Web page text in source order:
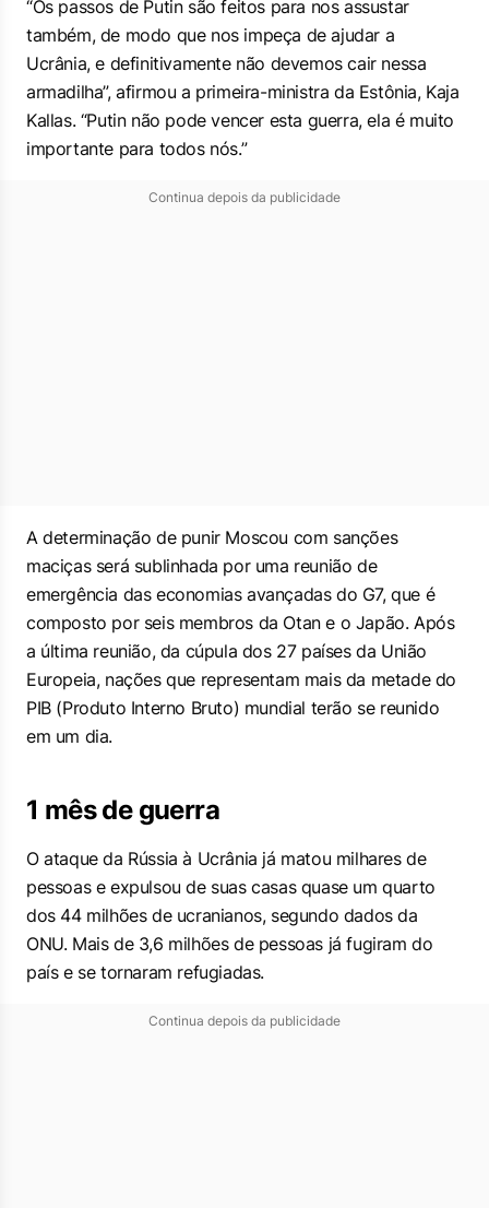
“Os passos de Putin são feitos para nos assustar
também, de modo que nos impeça de ajudar a
Ucrânia, e definitivamente não devemos cair nessa
armadilha”, afirmou a primeira-ministra da Estônia, Kaja
Kallas. “Putin não pode vencer esta guerra, ela é muito
importante para todos nós.”
Continua depois da publicidade
A determinação de punir Moscou com sanções
maciças será sublinhada por uma reunião de
emergência das economias avançadas do G7, que é
composto por seis membros da Otan e o Japão. Após
a última reunião, da cúpula dos 27 países da União
Europeia, nações que representam mais da metade do
PIB (Produto Interno Bruto) mundial terão se reunido
em um dia.
1 mês de guerra
O ataque da Rússia à Ucrânia já matou milhares de
pessoas e expulsou de suas casas quase um quarto
dos 44 milhões de ucranianos, segundo dados da
ONU. Mais de 3,6 milhões de pessoas já fugiram do
país e se tornaram refugiadas.
Continua depois da publicidade